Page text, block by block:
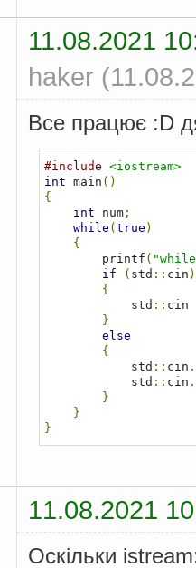
11.08.2021
haker
Все працює :D
#include <iostream>
int main ()
{
int num;
while ( true )
{
        printf
(
if
( std :: cin )
{
            std
:: cin
}
else
{
            std
:: cin .
            std
:: cin .
}
}
}
11.08.2021
Оскільки